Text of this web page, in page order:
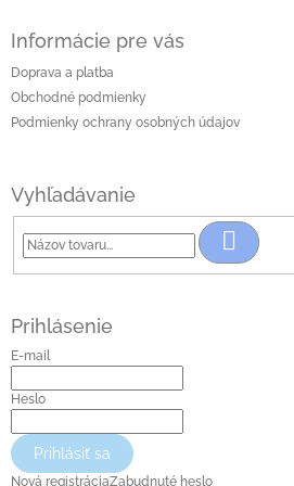
Informácie pre vás
Doprava a platba
Obchodné podmienky
Podmienky ochrany osobných údajov
Vyhľadávanie
Hľadať
Prihlásenie
E-mail
Heslo
Prihlásiť sa
Nová registráciaZabudnuté heslo